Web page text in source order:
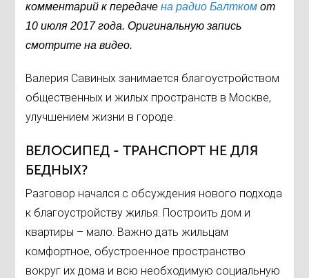
комментарий к передачена радио Балтком от
10 июля 2017 года. Оригинальную запись
смотрите на видео.
Валерия Савиных занимается благоустройством
общественных и жилых пространств в Москве,
улучшением жизни в городе.
ВЕЛОСИПЕД - ТРАНСПОРТ НЕ ДЛЯ
БЕДНЫХ?
Разговор начался с обсуждения нового подхода
к благоустройству жилья. Построить дом и
квартиры – мало. Важно дать жильцам
комфортное, обустроенное пространство
вокруг их дома и всю необходимую социальную